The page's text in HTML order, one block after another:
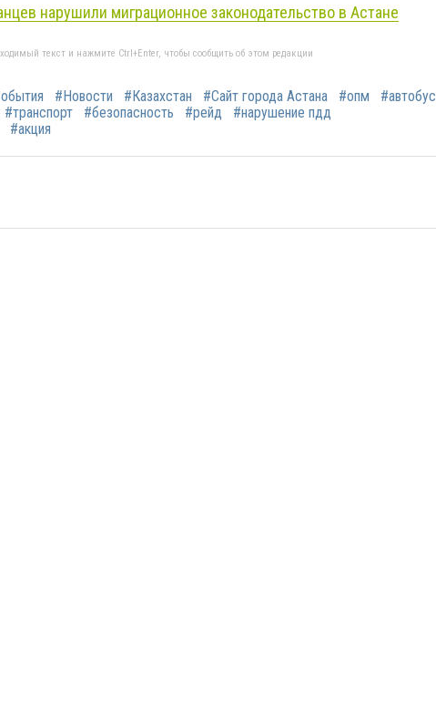
нарушили миграционное законодательство в Астане
текст и нажмите Ctrl+Enter, чтобы сообщить об этом редакции
#Новости #Казахстан #Сайт города Астана #опм
#автобус
#транспорт #безопасность #рейд
#нарушение пдд
#акция